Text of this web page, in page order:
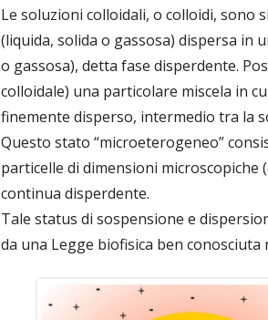
Le soluzioni colloidali, o colloidi, sono
(liquida, solida o gassosa) dispersa in
o gassosa), detta fase disperdente.
colloidale) una particolare miscela in
finemente disperso, intermedio tra la
Questo stato “microeterogeneo”
particelle di dimensioni microscopiche
continua disperdente.
Tale status di sospensione e
da una Legge biofisica ben conosciuta